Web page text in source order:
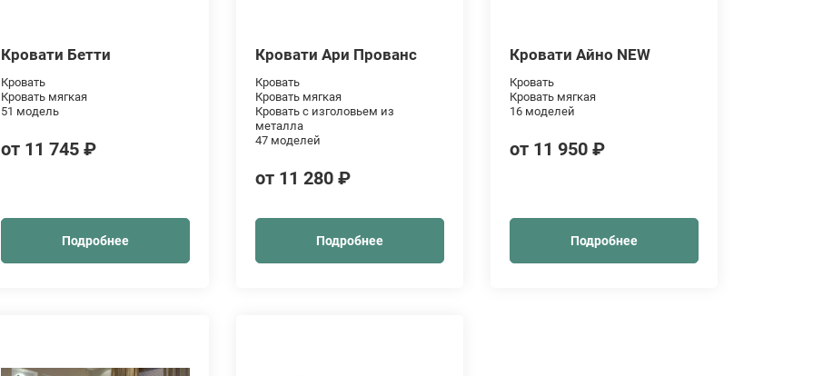
Кровати Бетти
Кровать
Кровать мягкая
51 модель
от 11 745 ₽
Подробнее
Кровати Ари Прованс
Кровать
Кровать мягкая
Кровать с изголовьем из
металла
47 моделей
от 11 280 ₽
Подробнее
Кровати Айно NEW
Кровать
Кровать мягкая
16 моделей
от 11 950 ₽
Подробнее